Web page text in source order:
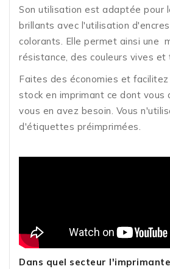
Son utilisation est adaptée pour
brillants avec l'utilisation
colorants. Elle permet ainsi une
résistance, des couleurs vives et
Faites des économies et
stock en imprimant ce dont vous
vous en avez besoin. Vous
d'étiquettes préimprimées.
Dans quel secteur